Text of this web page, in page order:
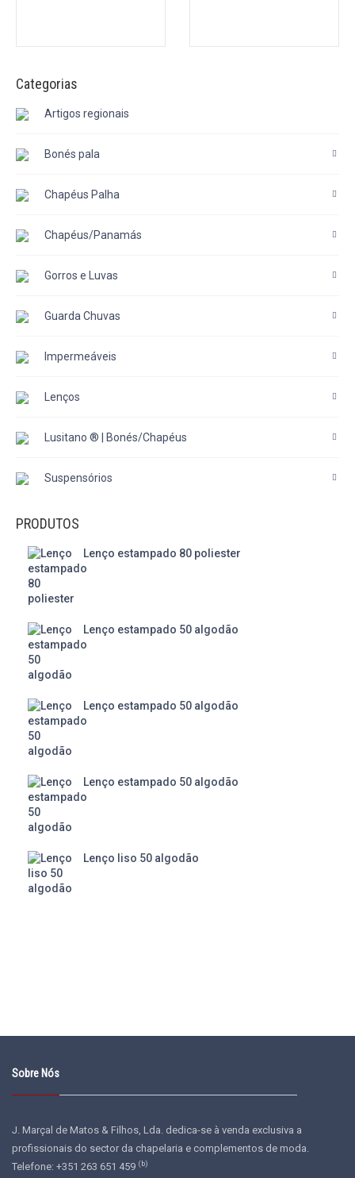
Categorias
Artigos regionais
Bonés pala
Chapéus Palha
Chapéus/Panamás
Gorros e Luvas
Guarda Chuvas
Impermeáveis
Lenços
Lusitano ® | Bonés/Chapéus
Suspensórios
PRODUTOS
Lenço estampado 80 poliester
Lenço estampado 50 algodão
Lenço estampado 50 algodão
Lenço estampado 50 algodão
Lenço liso 50 algodão
Sobre Nós
J. Marçal de Matos & Filhos, Lda. dedica-se à venda exclusiva a
profissionais do sector da chapelaria e complementos de moda.
Telefone: +351 263 651 459 (b)